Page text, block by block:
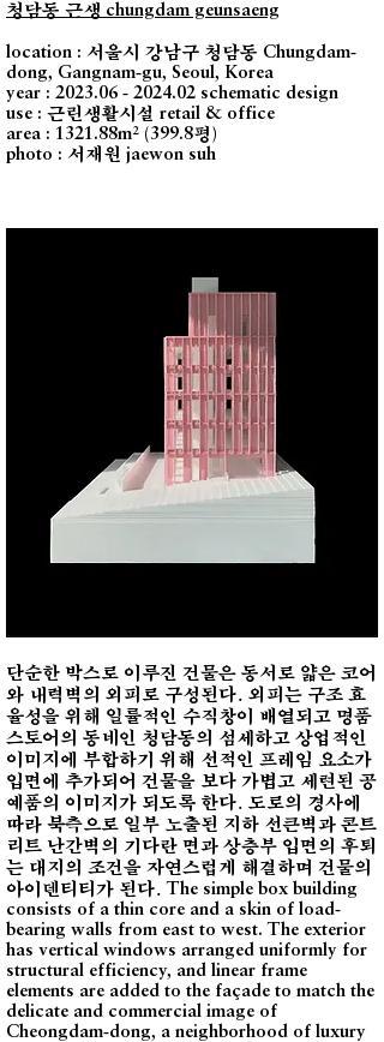
청담동 근생 chungdam geunsaeng
location : 서울시 강남구 청담동 Chungdam-
dong, Gangnam-gu, Seoul, Korea
year : 2023.06 - 2024.02 schematic design
use : 근린생활시설 retail & office
area : 1321.88m² (399.8평 )
photo : 서재원 jaewon suh​
단순한 박스로 이루진 건물은 동서로 얇은 코어
와 내력벽의 외피로 구성된다. 외피는 구조 효
율성을 위해 일률적인 수직창이 배열되고 명품
스토어의 동네인 청담동의 섬세하고 상업적인
이미지에 부합하기 위해 선적인 프레임 요소가
입면에 추가되어 건물을 보다 가볍고 세련된 공
예품의 이미지가 되도록 한다. 도로의 경사에
따라 북측으로 일부 노출된 지하 선큰벽과 콘트
리트 난간벽의 기다란 면과 상층부 입면의 후퇴
는 대지의 조건을 자연스럽게 해결하며 건물의
아이덴티티가 된다.The simple box building
consists of a thin core and a skin of load-
bearing walls from east to west. The exterior
has vertical windows arranged uniformly for
structural efficiency, and linear frame
elements are added to the façade to match the
delicate and commercial image of
Cheongdam-dong, a neighborhood of luxury